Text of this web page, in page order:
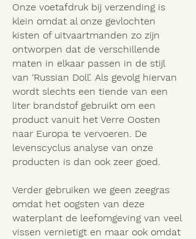
Onze voetafdruk bij verzending is
klein omdat al onze gevlochten
kisten of uitvaartmanden zo zijn
ontworpen dat de verschillende
maten in elkaar passen in de stijl
van ‘Russian Doll’. Als gevolg hiervan
wordt slechts een tiende van een
liter brandstof gebruikt om een
product vanuit het Verre Oosten
naar Europa te vervoeren. De
levenscyclus analyse van onze
producten is dan ook zeer goed.
Verder gebruiken we geen zeegras
omdat het oogsten van deze
waterplant de leefomgeving van veel
vissen vernietigt en maar ook omdat